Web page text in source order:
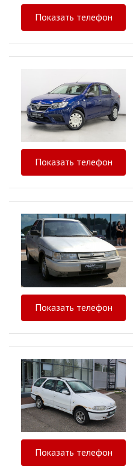
Показать телефон
Показать телефон
Показать телефон
Показать телефон